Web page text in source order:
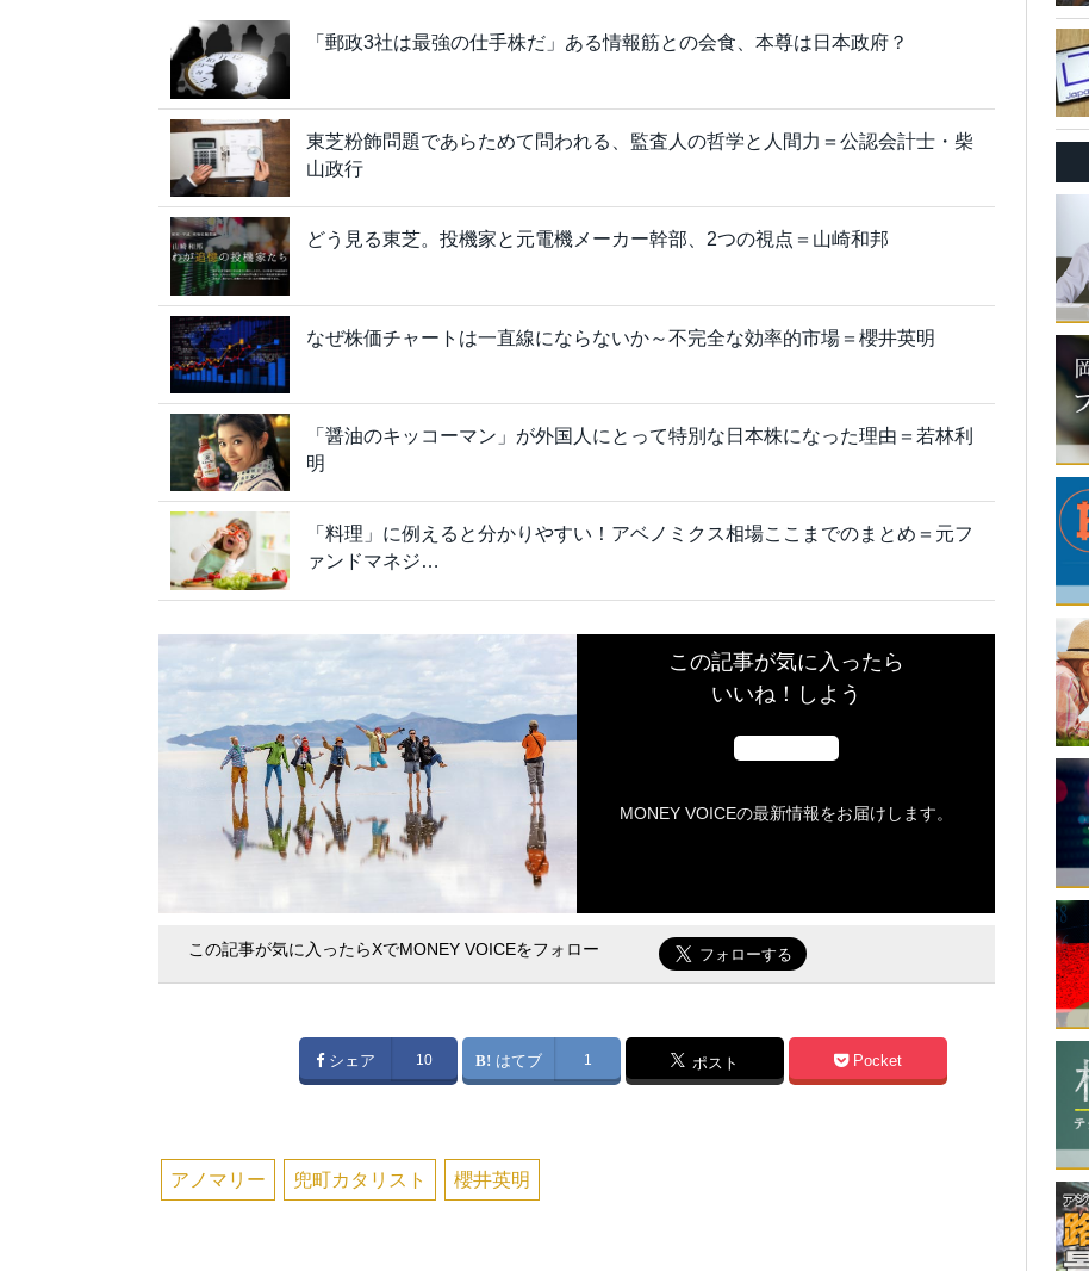
「郵政3社は最強の仕手株だ」ある情報筋との会食、本尊は日本政府？
東芝粉飾問題であらためて問われる、監査人の哲学と人間力＝公認会計士・柴
山政行
どう見る東芝。投機家と元電機メーカー幹部、2つの視点＝山崎和邦
なぜ株価チャートは一直線にならないか～不完全な効率的市場＝櫻井英明
「醤油のキッコーマン」が外国人にとって特別な日本株になった理由＝若林利
明
「料理」に例えると分かりやすい！アベノミクス相場ここまでのまとめ＝元フ
ァンドマネジ…
この記事が気に入ったら
いいね！しよう
MONEY VOICEの最新情報をお届けします。
この記事が気に入ったらXでMONEY VOICEをフォロー
シェア 10 はてブ 1 ポスト Pocket
アノマリー 兜町カタリスト 櫻井英明